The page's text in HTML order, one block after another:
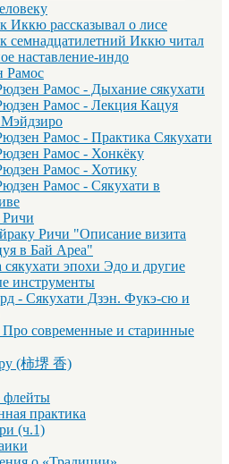
Иккю рассказывал о лисе
семнадцатилетний Иккю читал
наставление-индо
Рамос
Рамос - Дыхание сякухати
Рамос - Лекция Кацуя
Рамос - Практика Сякухати
Рамос - Хонкёку
Рамос - Хотику
Рамос - Сякухати в
Ричи
Ричи "Описание визита
в Бай Ареа"
сякухати эпохи Эдо и другие
инструменты
- Сякухати Дзэн. Фукэ-сю и
современные и старинные
(柿堺 香)
практика
(ч.1)